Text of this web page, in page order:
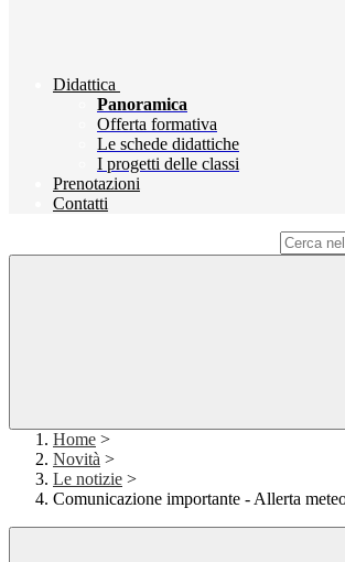
Didattica
Panoramica
Offerta formativa
Le schede didattiche
I progetti delle classi
Prenotazioni
Contatti
Home >
Novità >
Le notizie >
Comunicazione importante - Allerta